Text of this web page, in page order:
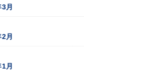
月
月
月